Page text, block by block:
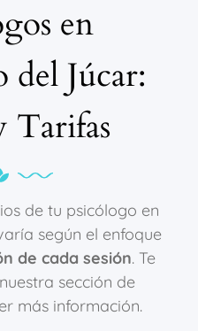
en
Júcar:
Tarifas
de tu psicólogo en
según el enfoque
de cada sesión. Te
sección de
más información.